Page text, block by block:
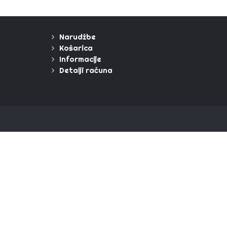
Narudžbe
Košarica
Informacije
Detalji računa